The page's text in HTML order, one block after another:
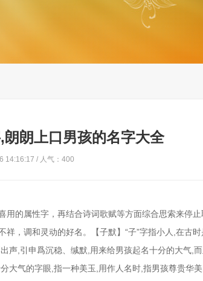
朗上口男孩的名字大全
14:16:17 / 人气：400
的属性字，再结合诗词歌赋等方面综合思索来停
，调和灵动的好名。【子默】“子”字指小人,在古
声,引申爲沉稳、缄默,用来给男孩起名十分的大气,
大气的字眼,指一种美玉,用作人名时,指男孩尊贵华